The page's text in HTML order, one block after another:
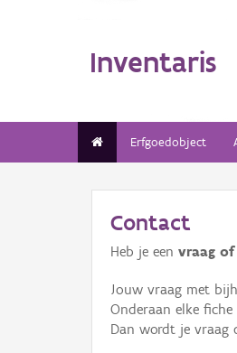
Inventaris
Erfgoedobject
Contact
Heb je een vraag
Jouw vraag met
Onderaan elke
Dan wordt je vraag